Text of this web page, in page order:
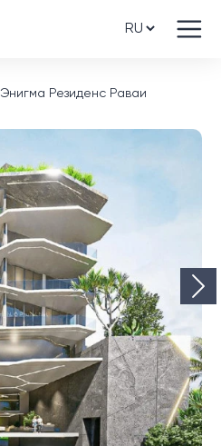
Энигма Резиденс Раваи